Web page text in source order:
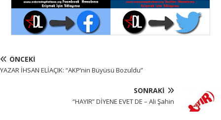
ÖNCEKI
YAZAR İHSAN ELİAÇIK: “AKP’nin Büyüsü Bozuldu”
SONRAKI
“HAYIR” DİYENE EVET DE – Ali Şahin